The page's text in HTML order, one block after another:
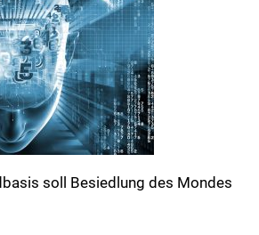
soll Besiedlung des Mondes